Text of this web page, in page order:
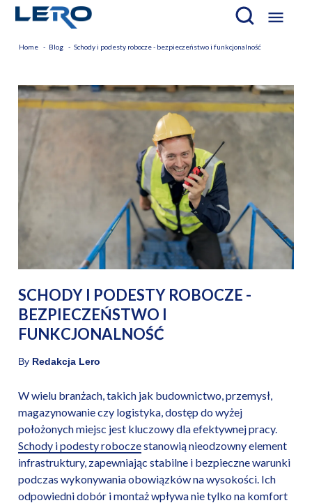

Home Blog Schody i podesty robocze - bezpieczeństwo i funkcjonalność
SCHODY I PODESTY ROBOCZE -
BEZPIECZEŃSTWO I
FUNKCJONALNOŚĆ
By Redakcja Lero
W wielu branżach, takich jak budownictwo, przemysł,
magazynowanie czy logistyka, dostęp do wyżej
położonych miejsc jest kluczowy dla efektywnej pracy.
Schody i podesty roboczestanowią nieodzowny element
infrastruktury, zapewniając stabilne i bezpieczne warunki
podczas wykonywania obowiązków na wysokości. Ich
odpowiedni dobór i montaż wpływa nie tylko na komfort